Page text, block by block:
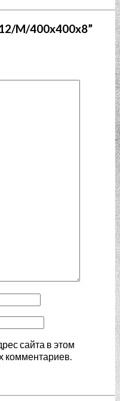
M/400x400x8”
сайта в этом
комментариев.